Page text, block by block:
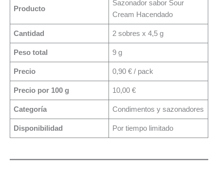
Producto
Sazonador sabor Sour
Cream Hacendado
Cantidad 2 sobres x 4,5 g
Peso total 9 g
Precio 0,90 € / pack
Precio por 100 g 10,00 €
Categoría Condimentos y sazonadores
Disponibilidad Por tiempo limitado